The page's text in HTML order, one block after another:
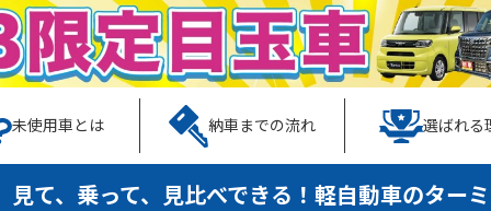
未使用車とは 納車までの流れ 選ばれる
見て、乗って、見比べできる！ 軽自動車のター